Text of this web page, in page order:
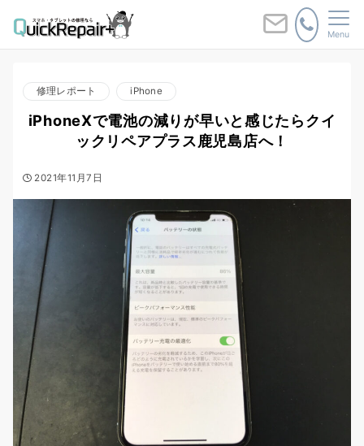
Menu
修理レポート iPhone
iPhoneXで電池の減りが早いと感じたらクイ
ックリペアプラス鹿児島店へ！
2021年11月7日